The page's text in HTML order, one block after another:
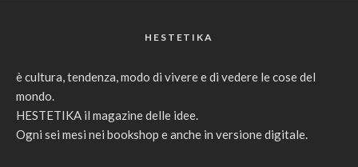
HESTETIKA
è cultura, tendenza, modo di vivere e di vedere le cose del
mondo.
HESTETIKA il magazine delle idee.
Ogni sei mesi nei bookshop e anche in versione digitale.